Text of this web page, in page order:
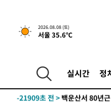
2026.08.08 (토)
서울 35.6℃
실시간 정
-31857초 전 >
온열질환 사망
-25802초 전 >
-21909초 전 > 백운산서 80년